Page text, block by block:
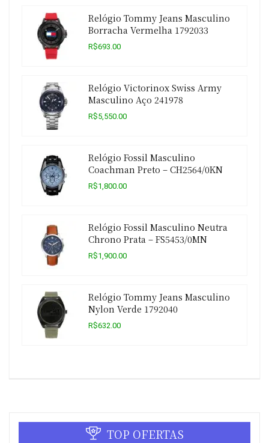
Relógio Tommy Jeans Masculino
Borracha Vermelha 1792033
R$693.00
Relógio Victorinox Swiss Army
Masculino Aço 241978
R$5,550.00
Relógio Fossil Masculino
Coachman Preto – CH2564/0KN
R$1,800.00
Relógio Fossil Masculino Neutra
Chrono Prata – FS5453/0MN
R$1,900.00
Relógio Tommy Jeans Masculino
Nylon Verde 1792040
R$632.00
TOP OFERTAS